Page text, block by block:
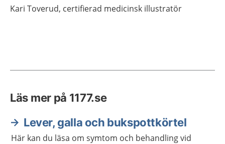
Kari Toverud, certifierad medicinsk illustratör
Läs mer på 1177.se
Lever, galla och bukspottkörtel
Här kan du läsa om symtom och behandling vid